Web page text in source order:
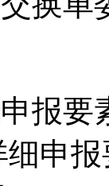
报要
申